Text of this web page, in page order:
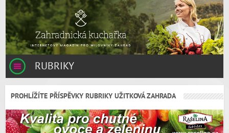
RUBRIKY
PROHLÍŽÍTE PŘÍSPĚVKY RUBRIKY UŽITKOVÁ ZAHRADA